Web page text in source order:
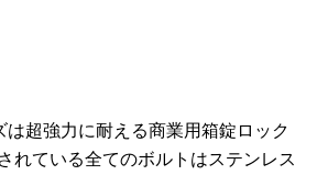
は超強力に耐える商業用箱錠ロック
れている全てのボルトはステンレス